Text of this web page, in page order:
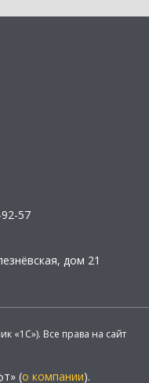
57
дом 21
«1С»). Все права на сайт
(о компании).